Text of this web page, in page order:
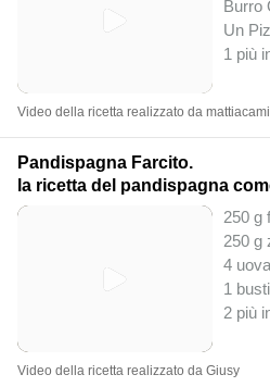
Burro
Un
1 più
Video della ricetta realizzato da
Pandispagna Farcito.
la ricetta del pandispagna
250 g
250 g
4 uova
1
2 più
Video della ricetta realizzato da Giusy